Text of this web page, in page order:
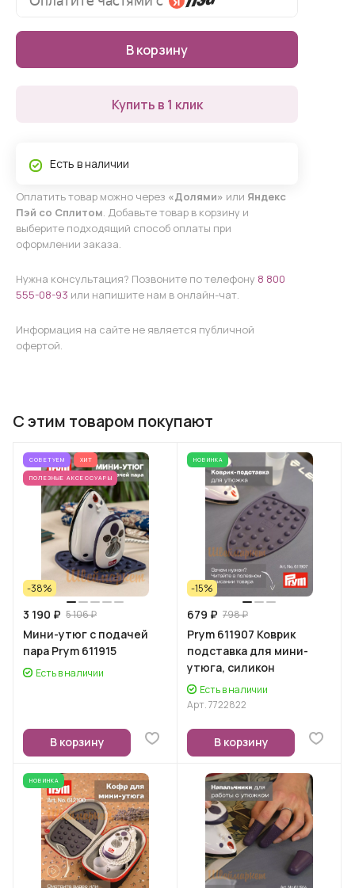
В корзину
Купить в 1 клик
Есть в наличии
Оплатить товар можно через «Долями» или Яндекс
Пэй со Сплитом. Добавьте товар в корзину и
выберите подходящий способ оплаты при
оформлении заказа.
Нужна консультация? Позвоните по телефону 8 800
555-08-93 или напишите нам в онлайн-чат.
Информация на сайте не является публичной
офертой.
С этим товаром покупают
СОВЕТУЕМ ХИТ
ПОЛЕЗНЫЕ АКСЕССУАРЫ
-38%
3 190 ₽ 5 106 ₽
Мини-утюг с подачей
пара Prym 611915
Есть в наличии
В корзину
НОВИНКА
-15%
679 ₽ 798 ₽
Prym 611907 Коврик
подставка для мини-
утюга, силикон
Есть в наличии
Арт.7722822
В корзину
НОВИНКА